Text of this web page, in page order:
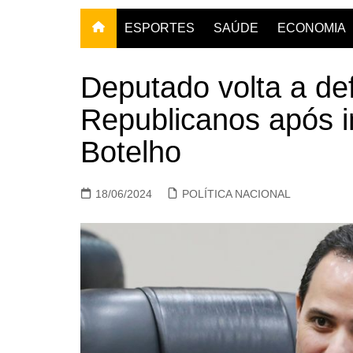
ESPORTES SAÚDE ECONOMIA
Deputado volta a
Republicanos após
Botelho
18/06/2024 POLÍTICA NACIONAL